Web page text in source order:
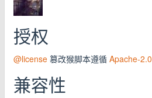
授权
@license 篡改猴脚本遵循 Apache-2.0
兼容性